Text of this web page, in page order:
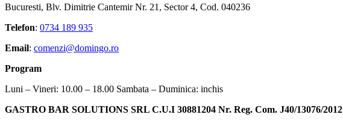
Bucuresti, Blv. Dimitrie Cantemir Nr. 21, Sector 4, Cod. 040236
Telefon: 0734 189 935
Email: comenzi@domingo.ro
Program
Luni – Vineri: 10.00 – 18.00 Sambata – Duminica: inchis
GASTRO BAR SOLUTIONS SRL C.U.I 30881204 Nr. Reg. Com. J40/13076/2012